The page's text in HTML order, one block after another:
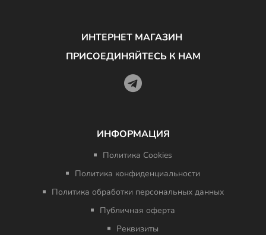
ИНТЕРНЕТ МАГАЗИН
ПРИСОЕДИНЯЙТЕСЬ К НАМ
ИНФОРМАЦИЯ
Политика Cookies
Политика конфиденциальности
Политика обработки персональных данных
Публичная оферта
Реквизиты